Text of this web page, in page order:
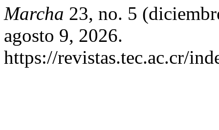
Marcha 23, no. 5
agosto 9, 2026.
https://revistas.tec.ac.cr/